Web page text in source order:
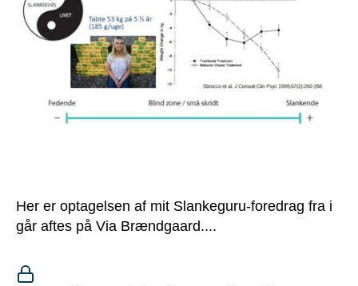
Her er optagelsen af mit Slankeguru-foredrag fra i
går aftes på Via Brændgaard....